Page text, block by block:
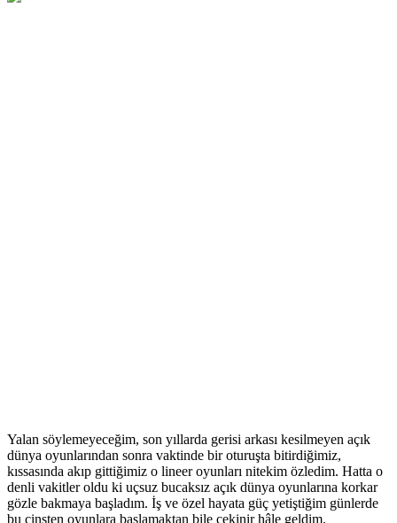
Yalan söylemeyeceğim, son yıllarda gerisi arkası kesilmeyen açık
dünya oyunlarından sonra vaktinde bir oturuşta bitirdiğimiz,
kıssasında akıp gittiğimiz o lineer oyunları nitekim özledim. Hatta o
denli vakitler oldu ki uçsuz bucaksız açık dünya oyunlarına korkar
gözle bakmaya başladım. İş ve özel hayata güç yetiştiğim günlerde
bu cinsten oyunlara başlamaktan bile çekinir hâle geldim.